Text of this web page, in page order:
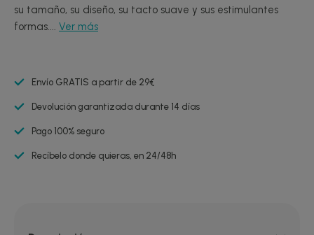
su tamaño, su diseño, su tacto suave y sus estimulantes
formas.... Ver más
Envío GRATIS a partir de 29€
Devolución garantizada durante 14 días
Pago 100% seguro
Recíbelo donde quieras, en 24/48h